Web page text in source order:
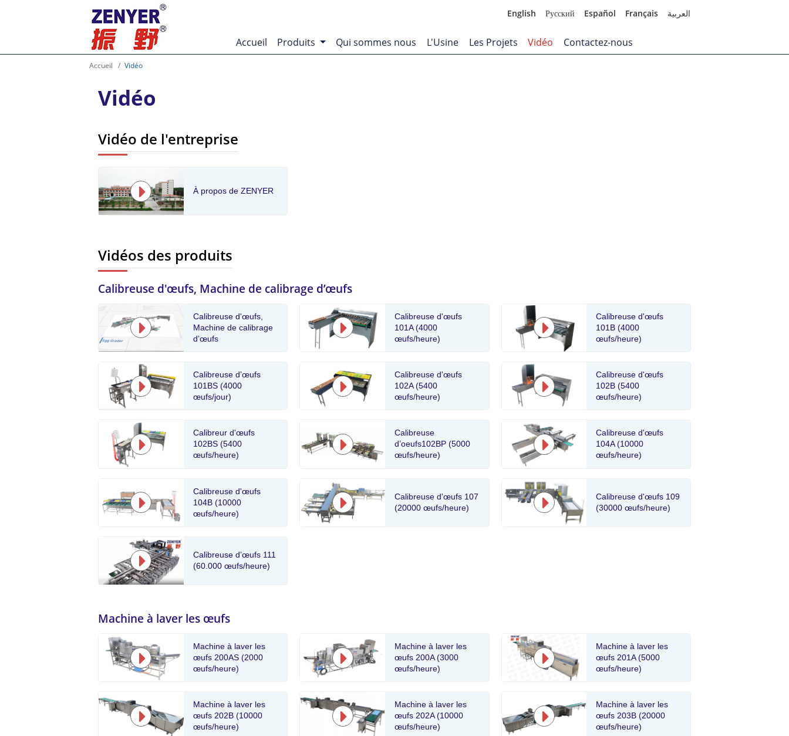
English Русский Español Français العربية
Accueil Produits Qui sommes nous L'Usine Les Projets Vidéo Contactez-nous
Accueil Vidéo
Vidéo
Vidéo de l'entreprise
À propos de ZENYER
Vidéos des produits
Calibreuse d'œufs, Machine de calibrage d’œufs
Calibreuse d'œufs,
Machine de calibrage
d’œufs
Calibreuse d'œufs
101A (4000
œufs/heure)
Calibreuse d'œufs
101B (4000
œufs/heure)
Calibreuse d’œufs
101BS (4000
œufs/jour)
Calibreuse d'œufs
102A (5400
œufs/heure)
Calibreuse d'œufs
102B (5400
œufs/heure)
Calibreur d'œufs
102BS (5400
œufs/heure)
Calibreuse
d’oeufs102BP (5000
œufs/heure)
Calibreuse d'œufs
104A (10000
œufs/heure)
Calibreuse d'œufs
104B (10000
œufs/heure)
Calibreuse d'œufs 107
(20000 œufs/heure)
Calibreuse d'œufs 109
(30000 œufs/heure)
Calibreuse d’œufs 111
(60.000 œufs/heure)
Machine à laver les œufs
Machine à laver les
œufs 200AS (2000
œufs/heure)
Machine à laver les
œufs 200A (3000
œufs/heure)
Machine à laver les
œufs 201A (5000
œufs/heure)
Machine à laver les
œufs 202B (10000
œufs/heure)
Machine à laver les
œufs 202A (10000
œufs/heure)
Machine à laver les
œufs 203B (20000
œufs/heure)